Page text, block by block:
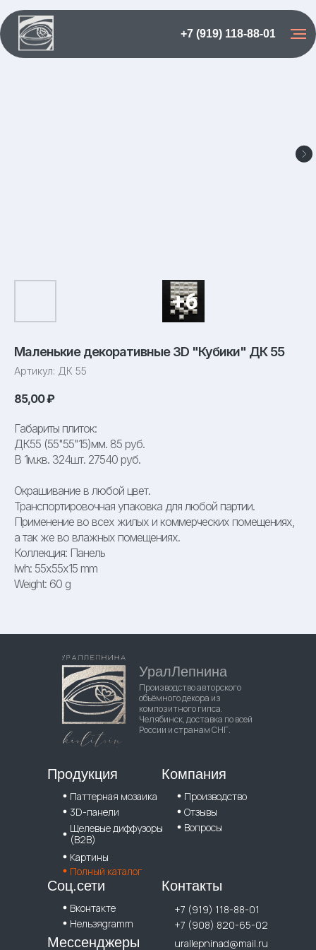
+7 (919) 118-88-01
Маленькие декоративные 3D "Кубики" ДК 55
Артикул: ДК 55
85,00₽
Габариты плиток:
ДК55 (55"55"15)мм. 85 руб.
В 1м.кв. 324шт. 27540 руб.
Окрашивание в любой цвет.
Транспортировочная упаковка для любой партии.
Применение во всех жилых и коммерческих помещениях,
а так же во влажных помещениях.
Коллекция: Панель
lwh: 55x55x15 mm
Weight: 60 g
Паттерная мозаика
3D-панели
Щелевые диффузоры
(B2B)
Картины
Полный каталог
УралЛепнина
Продукция
+7 (919) 118-88-01
+7 (908) 820-65-02
urallepninad@mail.ru
Контакты
Производство
Отзывы
Вопросы
Компания
Вконтакте
Нельзяgramm
Соц.сети
Мессенджеры
Производство авторского
объёмного декора из
композитного гипса.
Челябинск, доставка по всей
России и странам СНГ.